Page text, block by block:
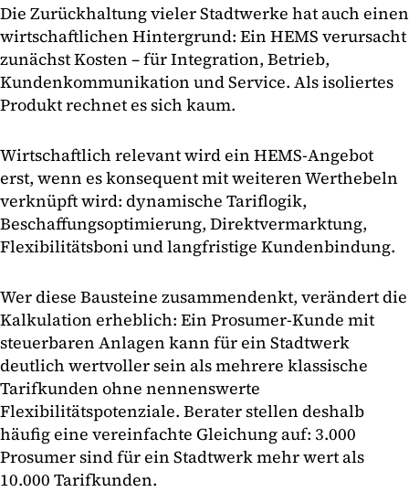
Die Zurückhaltung vieler Stadtwerke hat auch einen
wirtschaftlichen Hintergrund: Ein HEMS verursacht
zunächst Kosten – für Integration, Betrieb,
Kundenkommunikation und Service. Als isoliertes
Produkt rechnet es sich kaum.
Wirtschaftlich relevant wird ein HEMS-Angebot
erst, wenn es konsequent mit weiteren Werthebeln
verknüpft wird: dynamische Tariflogik,
Beschaffungsoptimierung, Direktvermarktung,
Flexibilitätsboni und langfristige Kundenbindung.
Wer diese Bausteine zusammendenkt, verändert die
Kalkulation erheblich: Ein Prosumer-Kunde mit
steuerbaren Anlagen kann für ein Stadtwerk
deutlich wertvoller sein als mehrere klassische
Tarifkunden ohne nennenswerte
Flexibilitätspotenziale. Berater stellen deshalb
häufig eine vereinfachte Gleichung auf: 3.000
Prosumer sind für ein Stadtwerk mehr wert als
10.000 Tarifkunden.